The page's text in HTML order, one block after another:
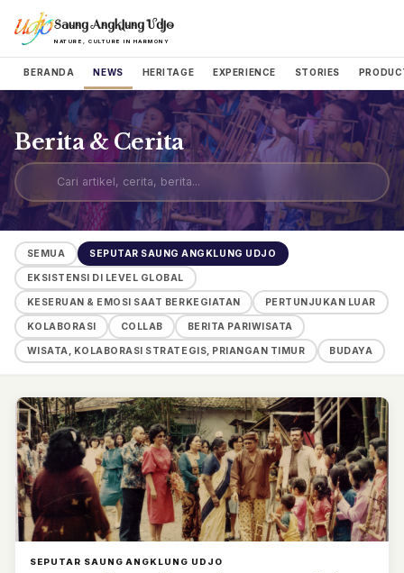
Saung Angklung Udjo
NATURE, CULTURE IN HARMONY
BERANDA NEWS HERITAGE EXPERIENCE STORIES
Berita & Cerita
SEMUA SEPUTAR SAUNG ANGKLUNG UDJO
EKSISTENSI DI LEVEL GLOBAL
KESERUAN & EMOSI SAAT BERKEGIATAN PERTUNJUKAN LUAR
KOLABORASI COLLAB BERITA PARIWISATA
WISATA, KOLABORASI STRATEGIS, PRIANGAN TIMUR BUDAYA
SEPUTAR SAUNG ANGKLUNG UDJO